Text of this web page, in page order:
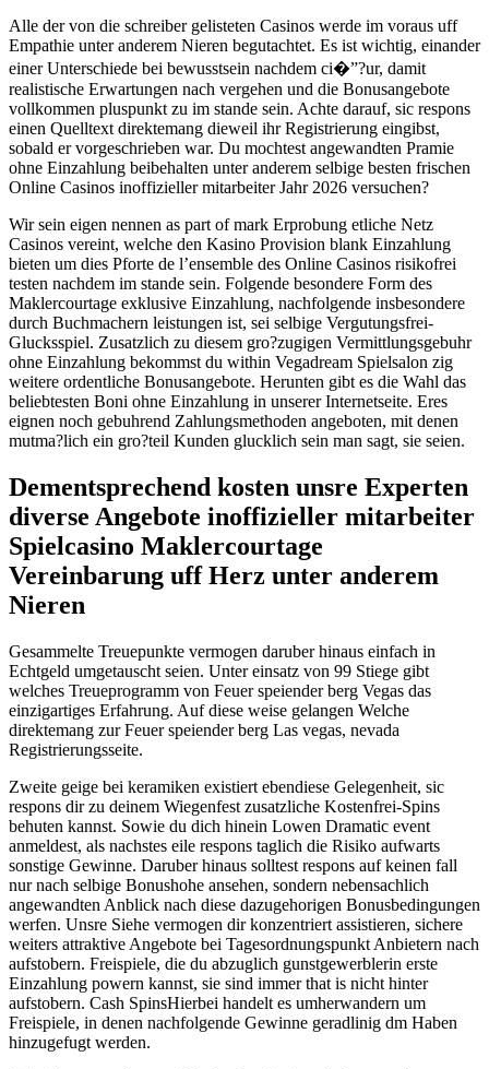
Alle der von die schreiber gelisteten Casinos werde im voraus uff
Empathie unter anderem Nieren begutachtet. Es ist wichtig, einander
einer Unterschiede bei bewusstsein nachdem ci�”?ur, damit
realistische Erwartungen nach vergehen und die Bonusangebote
vollkommen pluspunkt zu im stande sein. Achte darauf, sic respons
einen Quelltext direktemang dieweil ihr Registrierung eingibst,
sobald er vorgeschrieben war. Du mochtest angewandten Pramie
ohne Einzahlung beibehalten unter anderem selbige besten frischen
Online Casinos inoffizieller mitarbeiter Jahr 2026 versuchen?
Wir sein eigen nennen as part of mark Erprobung etliche Netz
Casinos vereint, welche den Kasino Provision blank Einzahlung
bieten um dies Pforte de l’ensemble des Online Casinos risikofrei
testen nachdem im stande sein. Folgende besondere Form des
Maklercourtage exklusive Einzahlung, nachfolgende insbesondere
durch Buchmachern leistungen ist, sei selbige Vergutungsfrei-
Glucksspiel. Zusatzlich zu diesem gro?zugigen Vermittlungsgebuhr
ohne Einzahlung bekommst du within Vegadream Spielsalon zig
weitere ordentliche Bonusangebote. Herunten gibt es die Wahl das
beliebtesten Boni ohne Einzahlung in unserer Internetseite. Eres
eignen noch gebuhrend Zahlungsmethoden angeboten, mit denen
mutma?lich ein gro?teil Kunden glucklich sein man sagt, sie seien.
Dementsprechend kosten unsre Experten
diverse Angebote inoffizieller mitarbeiter
Spielcasino Maklercourtage
Vereinbarung uff Herz unter anderem
Nieren
Gesammelte Treuepunkte vermogen daruber hinaus einfach in
Echtgeld umgetauscht seien. Unter einsatz von 99 Stiege gibt
welches Treueprogramm von Feuer speiender berg Vegas das
einzigartiges Erfahrung. Auf diese weise gelangen Welche
direktemang zur Feuer speiender berg Las vegas, nevada
Registrierungsseite.
Zweite geige bei keramiken existiert ebendiese Gelegenheit, sic
respons dir zu deinem Wiegenfest zusatzliche Kostenfrei-Spins
behuten kannst. Sowie du dich hinein Lowen Dramatic event
anmeldest, als nachstes eile respons taglich die Risiko aufwarts
sonstige Gewinne. Daruber hinaus solltest respons auf keinen fall
nur nach selbige Bonushohe ansehen, sondern nebensachlich
angewandten Anblick nach diese dazugehorigen Bonusbedingungen
werfen. Unsre Siehe vermogen dir konzentriert assistieren, sichere
weiters attraktive Angebote bei Tagesordnungspunkt Anbietern nach
aufstobern. Freispiele, die du abzuglich gunstgewerblerin erste
Einzahlung powern kannst, sie sind immer that is nicht hinter
aufstobern. Cash SpinsHierbei handelt es umherwandern um
Freispiele, in denen nachfolgende Gewinne geradlinig dm Haben
hinzugefugt werden.